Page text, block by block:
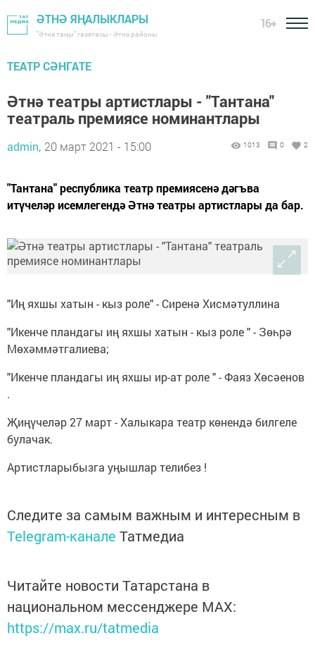
ӘТНӘ ЯҢАЛЫКЛАРЫ
"Әтнә таңы" газетасы - Әтнә районы
16+
ТЕАТР СӘНГАТЕ
Әтнә театры артистлары - "Тантана"
театраль премиясе номинантлары
admin, 20 март 2021 - 15:00 1013 0 2
"Тантана" республика театр премиясенә дәгъва
итүчеләр исемлегендә Әтнә театры артистлары да бар.
"Иң яхшы хатын - кыз роле" - Сиренә Хисмәтуллина
"Икенче пландагы иң яхшы хатын - кыз роле " - Зөһрә
Мөхәммәтгалиева;
"Икенче пландагы иң яхшы ир-ат роле " - Фаяз Хөсәенов
.
Җиңүчеләр 27 март - Халыкара театр көнендә билгеле
булачак.
Артистларыбызга уңышлар телибез !
Следите за самым важным и интересным в
Telegram-канале Татмедиа
Читайте новости Татарстана в
национальном мессенджере MАХ:
https://max.ru/tatmedia